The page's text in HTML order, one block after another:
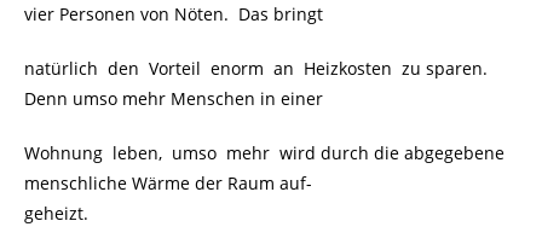
vier Personen von Nöten. Das bringt
natürlich den Vorteil enorm an Heizkosten zu sparen.
Denn umso mehr Menschen in einer
Wohnung leben, umso mehr wird durch die abgegebene
menschliche Wärme der Raum auf-
geheizt.